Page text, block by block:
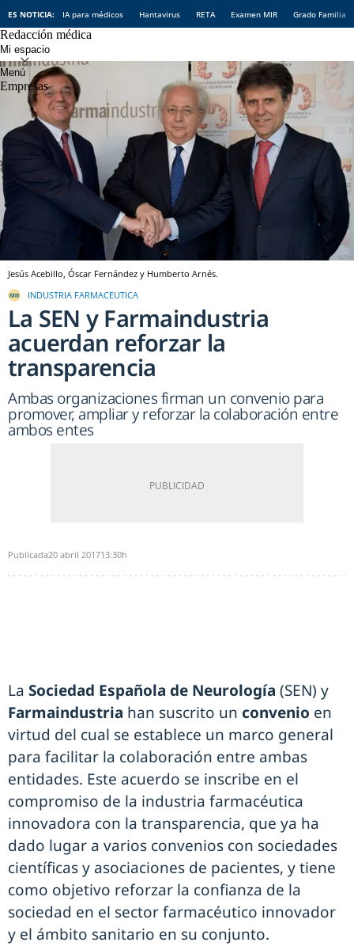
ES NOTICIA: IA para médicos Hantavirus RETA Examen MIR Grado Familia
Redacción médica
Empresas
Jesús Acebillo, Óscar Fernández y Humberto Arnés.
INDUSTRIA FARMACEUTICA
La SEN y Farmaindustria
acuerdan reforzar la
transparencia
Ambas organizaciones firman un convenio para
promover, ampliar y reforzar la colaboración entre
ambos entes
Publicada20 abril 201713:30h
La Sociedad Española de Neurología (SEN) y
Farmaindustria han suscrito un convenio en
virtud del cual se establece un marco general
para facilitar la colaboración entre ambas
entidades. Este acuerdo se inscribe en el
compromiso de la industria farmacéutica
innovadora con la transparencia, que ya ha
dado lugar a varios convenios con sociedades
científicas y asociaciones de pacientes, y tiene
como objetivo reforzar la confianza de la
sociedad en el sector farmacéutico innovador
y el ámbito sanitario en su conjunto.